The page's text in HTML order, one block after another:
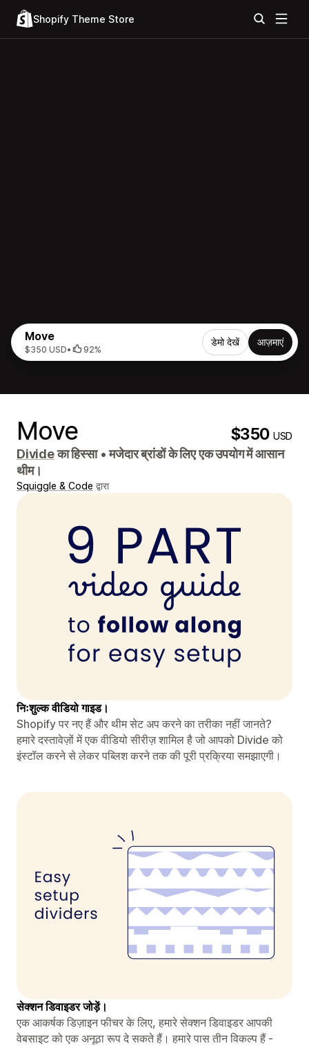
Shopify Theme Store
Move
$350 USD• 92%
डेमो देखें आज़माएं
Move $350USD
Divideका हिस्सा •मजेदार ब्रांडों के लिए एक उपयोग में आसान
थीम।
Squiggle & Code द्वारा
निःशुल्क वीडियो गाइड।
Shopify पर नए हैं और थीम सेट अप करने का तरीका नहीं जानते?
हमारे दस्तावेज़ों में एक वीडियो सीरीज़ शामिल है जो आपको Divide को
इंस्टॉल करने से लेकर पब्लिश करने तक की पूरी प्रक्रिया समझाएगी।
सेक्शन डिवाइडर जोड़ें।
एक आकर्षक डिज़ाइन फीचर के लिए, हमारे सेक्शन डिवाइडर आपकी
वेबसाइट को एक अनूठा रूप दे सकते हैं। हमारे पास तीन विकल्प हैं -